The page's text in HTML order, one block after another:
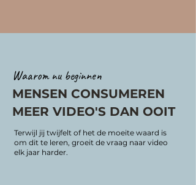
Waarom nu beginnen
MENSEN CONSUMEREN
MEER VIDEO'S DAN OOIT
Terwijl jij twijfelt of het de moeite waard is
om dit te leren, groeit de vraag naar video
elk jaar harder.